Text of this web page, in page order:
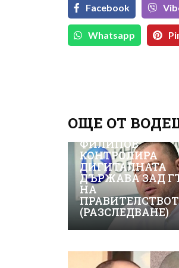
Facebook
Whatsapp
ОЩЕ ОТ
ВИЖТЕ КАК
ФИЛИПОВ
КОНТРОЛИРА
ДИГИТАЛНАТА
ДЪРЖАВА ЗАД
НА
(РАЗСЛЕДВАНЕ)